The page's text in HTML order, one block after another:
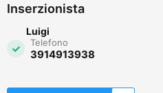
Inserzionista
Luigi
Telefono
3914913938